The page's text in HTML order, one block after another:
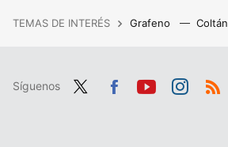
TEMAS DE INTERÉS Grafeno Coltán
Síguenos